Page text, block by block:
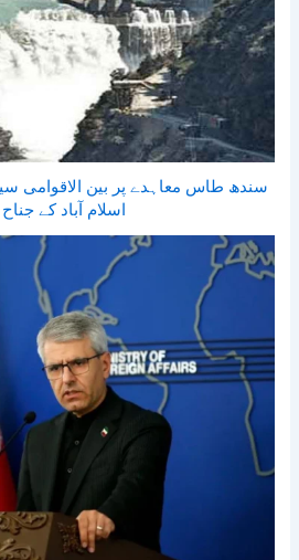
سندھ طاس معاہدے پر بین الاقوامی
اسلام آباد کے